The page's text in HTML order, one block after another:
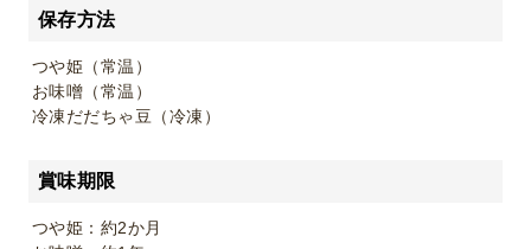
保存方法
つや姫（常温）
お味噌（常温）
冷凍だだちゃ豆（冷凍）
賞味期限
つや姫：約2か月